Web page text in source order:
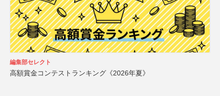
編集部セレクト
高額賞金コンテストランキング《2026年夏》